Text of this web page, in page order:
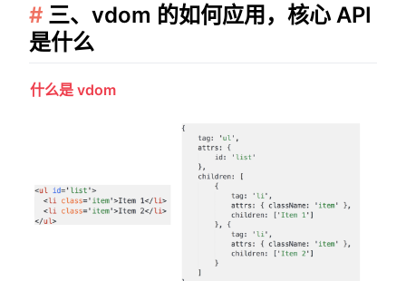
三、vdom 的如何应用，核心 API
是什么
什么是 vdom